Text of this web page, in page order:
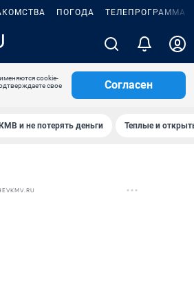
ПОГОДА ТЕЛЕПРОГРАММА
cookie-
свое
Согласен
и не потерять деньги Теплые и